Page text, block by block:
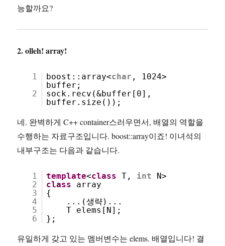
능할까요?
2. olleh! array!
1 boost::array<char , 1024>
buffer;
2
sock.recv(&buffer[0],
buffer.size());
네. 완벽하게 C++ container스러우면서, 배열의 역할을
수행하는 자료구조입니다. boost::array이죠! 이녀석의
내부구조는 다음과 같습니다.
1 template<class T, int
N>
2
class
array
3
{
4
...(생략)...
5
T elems[N];
6
};
유일하게 갖고 있는 멤버변수는 elems. 배열입니다! 결